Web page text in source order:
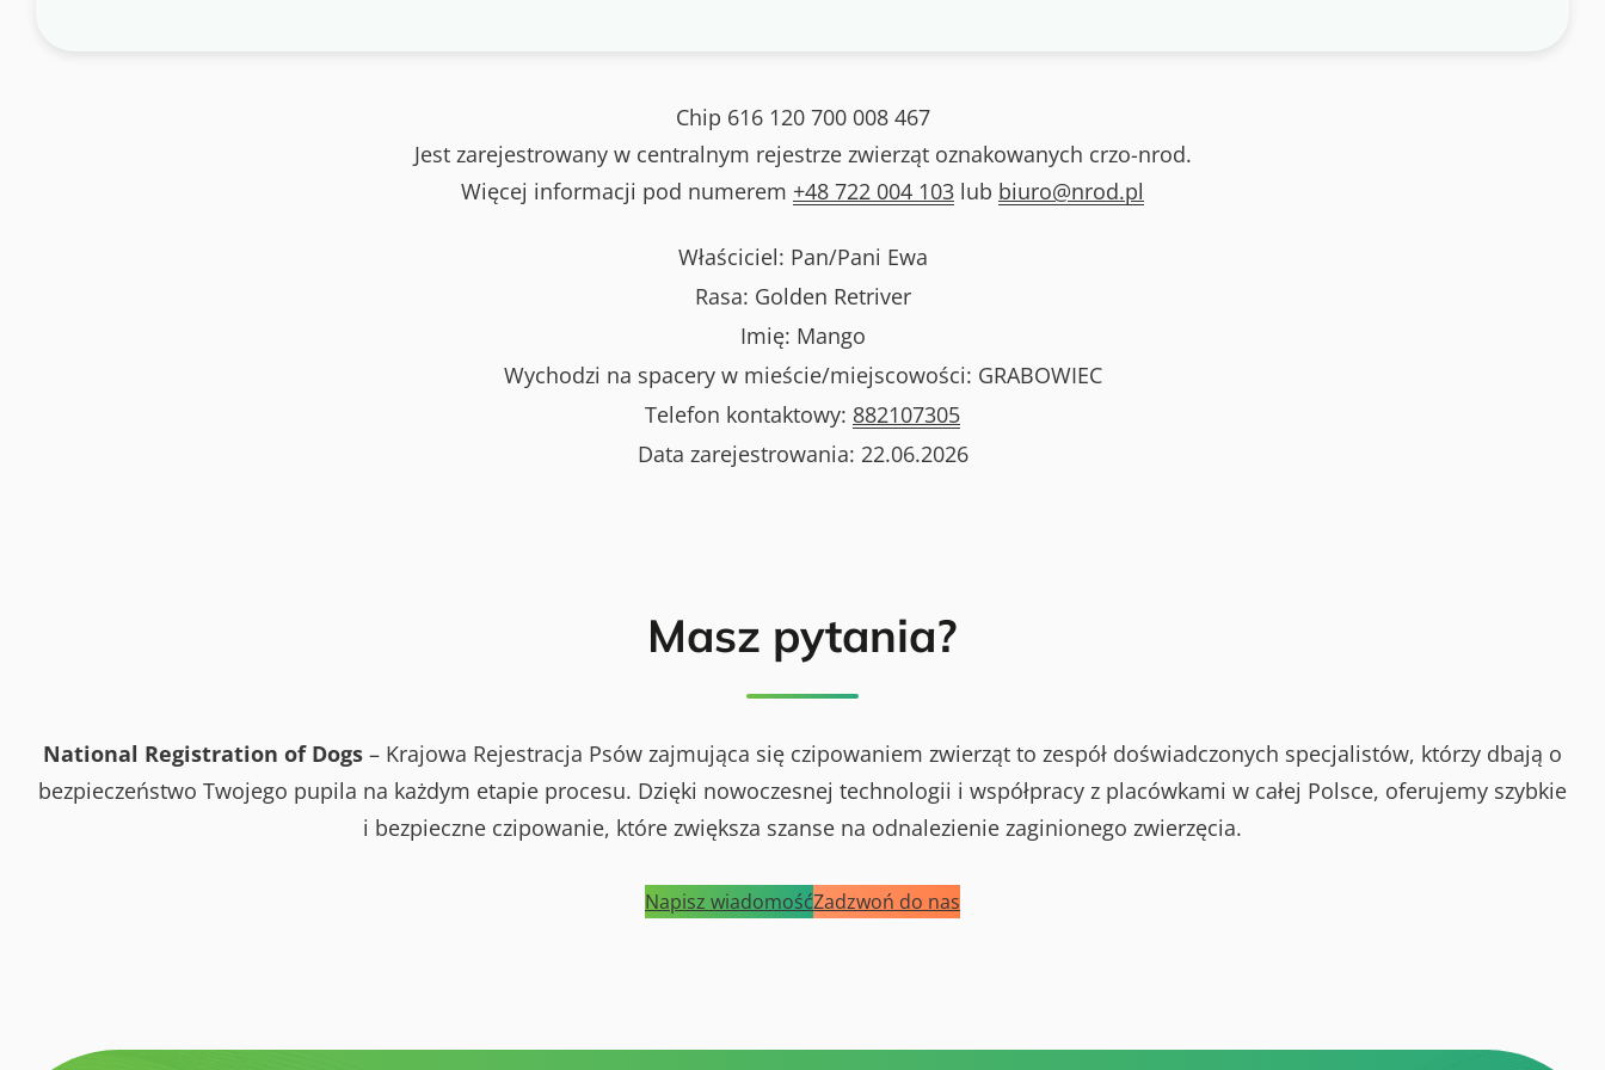
Chip 616 120 700 008 467
Jest zarejestrowany w centralnym rejestrze zwierząt oznakowanych crzo-nrod.
Więcej informacji pod numerem +48 722 004 103 lub biuro@nrod.pl
Właściciel: Pan/Pani Ewa
Rasa: Golden Retriver
Imię: Mango
Wychodzi na spacery w mieście/miejscowości: GRABOWIEC
Telefon kontaktowy: 882107305
Data zarejestrowania: 22.06.2026
Masz pytania?
National Registration of Dogs – Krajowa Rejestracja Psów zajmująca się czipowaniem zwierząt to zespół doświadczonych specjalistów, którzy dbają o
bezpieczeństwo Twojego pupila na każdym etapie procesu. Dzięki nowoczesnej technologii i współpracy z placówkami w całej Polsce, oferujemy szybkie
i bezpieczne czipowanie, które zwiększa szanse na odnalezienie zaginionego zwierzęcia.
Napisz wiadomośćZadzwoń do nas